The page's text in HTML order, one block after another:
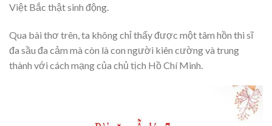
Việt Bắc thật sinh động.
Qua bài thơ trên, ta không chỉ thấy được một tâm hồn thi sĩ
đa sầu đa cảm mà còn là con người kiên cường và trung
thành với cách mạng của chủ tịch Hồ Chí Minh.